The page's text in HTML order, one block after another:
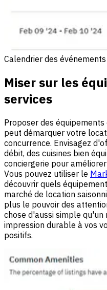
Calendrier des
Miser sur les
services
Proposer des
peut démarquer votre
concurrence. Envisagez
débit, des cuisines bien
conciergerie pour
Vous pouvez utiliser le
découvrir quels
marché de location
plus le pouvoir des
chose d'aussi simple
impression durable à vos
positifs.